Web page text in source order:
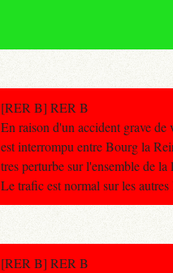
[RER B] RER B
En raison d'un accident grave de
est interrompu entre Bourg la
tres perturbe sur l'ensemble de la
Le trafic est normal sur les
[RER B] RER B